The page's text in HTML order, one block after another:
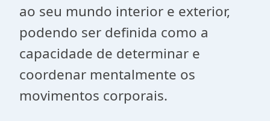
ao seu mundo interior e exterior,
podendo ser definida como a
capacidade de determinar e
coordenar mentalmente os
movimentos corporais.